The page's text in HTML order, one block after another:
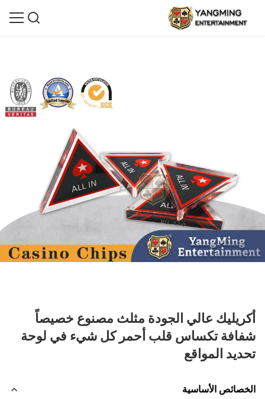
أكريليك عالي الجودة مثلث مصنوع خصيصاً
شفافة تكساس قلب أحمر كل شيء في لوحة
تحديد المواقع
الخصائص الأساسية